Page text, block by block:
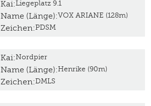
Kai:Liegeplatz 9.1
Name (Länge):VOX ARIANE (128m)
Zeichen:PDSM
Kai:Nordpier
Name (Länge):Henrike (90m)
Zeichen:DMLS